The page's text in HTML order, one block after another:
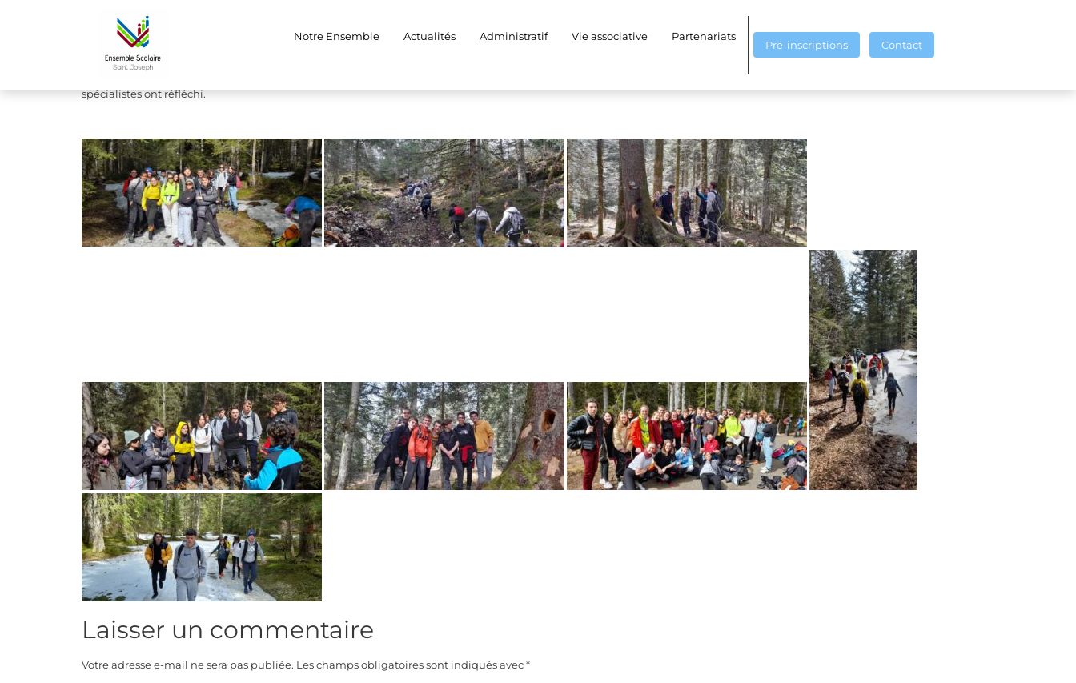
Notre Ensemble Actualités Administratif Vie associative Partenariats
Pré-inscriptions Contact
Sortie dans la forêt de Chapuzieux avec les Terminales
Super journée avec les Terminales dans la forêt de Chapuzieux situé dans le Jura. Belle balade dans la forêt, dans la neige, dans la boue et la mousse des sous bois. Nos
spécialistes ont réfléchi.
Laisser un commentaire
Votre adresse e-mail ne sera pas publiée. Les champs obligatoires sont indiqués avec*